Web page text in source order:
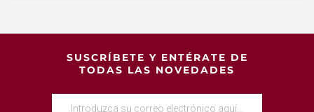
SUSCRÍBETE Y ENTÉRATE DE
TODAS LAS NOVEDADES